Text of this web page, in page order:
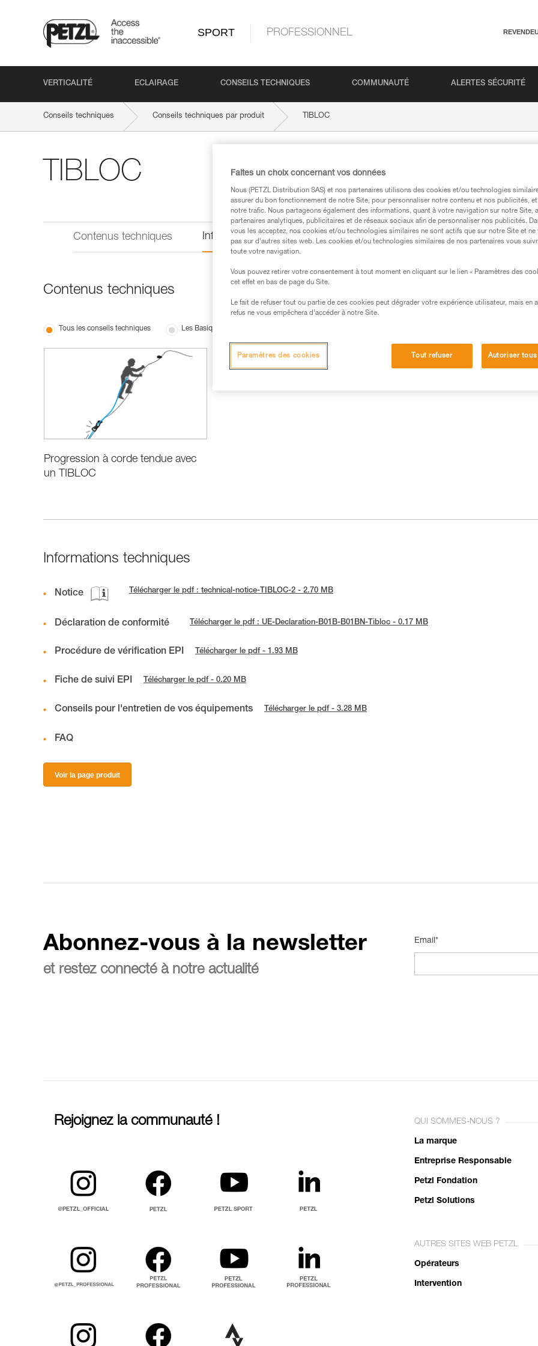
SPORT PROFESSIONNEL
VERTICALITÉ ECLAIRAGE CONSEILS TECHNIQUES COMMUNAUTÉ ALERTES SÉCURITÉ
Conseils techniques Conseils techniques par produit TIBLOC
TIBLOC
Contenus techniques Informations techniques
Contenus techniques
Tous les conseils techniques Les Basiques
Progression à corde tendue avec
un TIBLOC
Informations techniques
Notice Télécharger le pdf : technical-notice-TIBLOC-2 - 2.70 MB
Déclaration de conformité Télécharger le pdf : UE-Declaration-B01B-B01BN-Tibloc - 0.17 MB
Procédure de vérification EPI Télécharger le pdf - 1.93 MB
Fiche de suivi EPI Télécharger le pdf - 0.20 MB
Conseils pour l'entretien de vos équipements Télécharger le pdf - 3.28 MB
FAQ
Voir la page produit
Abonnez-vous à la newsletter
et restez connecté à notre actualité
Email*
Rejoignez la communauté ! QUI SOMMES-NOUS ?
La marque
Entreprise Responsable
Petzl Fondation
Petzl Solutions
AUTRES SITES WEB PETZL
Opérateurs
Intervention
Faites un choix concernant vos données
Nous (PETZL Distribution SAS) et nos partenaires utilisons des cookies et/ou technologies
assurer du bon fonctionnement de notre Site, pour personnaliser notre contenu et nos publicités,
notre trafic. Nous partageons également des informations, quant à votre navigation sur notre Site,
partenaires analytiques, publicitaires et de réseaux sociaux afin de personnaliser nos publicités.
vous les acceptez, nos cookies et/ou technologies similaires ne sont actifs que sur notre Site et ne
pas sur d’autres sites web. Les cookies et/ou technologies similaires de nos partenaires vous
toute votre navigation.
Vous pouvez retirer votre consentement à tout moment en cliquant sur le lien « Paramètres des
cet effet en bas de page du Site.
Le fait de refuser tout ou partie de ces cookies peut dégrader votre expérience utilisateur, mais en
refus ne vous empêchera d’accéder à notre Site.
Tout refuser Autoriser
Paramètres des cookies